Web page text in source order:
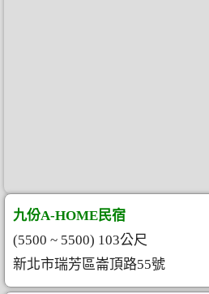
九份A-HOME民宿
(5500 ~ 5500) 103公尺
新北市瑞芳區崙頂路55號